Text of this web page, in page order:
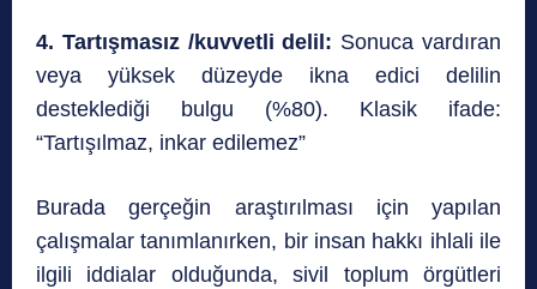
4. Tartışmasız /kuvvetli delil: Sonuca vardıran
veya yüksek düzeyde ikna edici delilin
desteklediği bulgu (%80). Klasik ifade:
“Tartışılmaz, inkar edilemez”
Burada gerçeğin araştırılması için yapılan
çalışmalar tanımlanırken, bir insan hakkı ihlali ile
ilgili iddialar olduğunda, sivil toplum örgütleri